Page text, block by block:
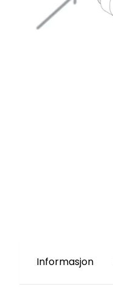
Informasjon